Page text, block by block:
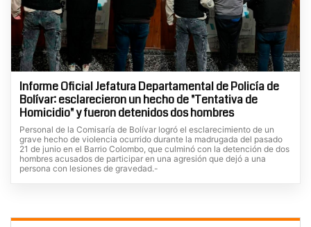
Informe Oficial Jefatura Departamental de Policía de
Bolívar: esclarecieron un hecho de "Tentativa de
Homicidio" y fueron detenidos dos hombres
Personal de la Comisaría de Bolívar logró el esclarecimiento de un
grave hecho de violencia ocurrido durante la madrugada del pasado
21 de junio en el Barrio Colombo, que culminó con la detención de dos
hombres acusados de participar en una agresión que dejó a una
persona con lesiones de gravedad.-